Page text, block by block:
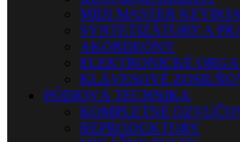
MIDI MASTER
SYNTETIZÁTORY A
AKORDEÓNY
ELEKTRONICKÉ
KLÁVESOVÉ
PÓDIOVÁ TECHNIKA
KOMPLETNÉ
REPRODUKTORY